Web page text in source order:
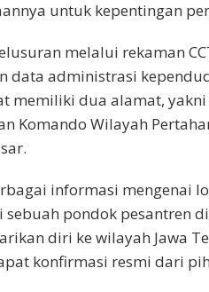
untuk kepentingan
melalui rekaman
data administrasi
memiliki dua alamat,
Komando Wilayah
informasi mengenai
pondok pesantren
diri ke wilayah Jawa
konfirmasi resmi dari